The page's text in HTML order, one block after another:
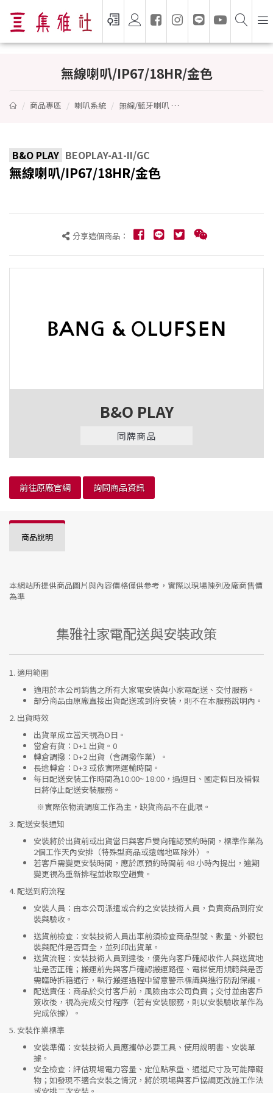
無線喇叭/IP67/18HR/金色 - B&O PLAY
無線喇叭/IP67/18HR/金色
商品專區 喇叭系統 無線/藍牙喇叭
B&O PLAY BEOPLAY-A1-II/GC
無線喇叭/IP67/18HR/金色
分享這個商品：
B&O PLAY
同牌商品
前往原廠官網 詢問商品資訊
商品說明
本網站所提供商品圖片與內容價格僅供參考，實際以現場陳列及廠商售價
為準
集雅社家電配送與安裝政策
1. 適用範圍
適用於本公司銷售之所有大家電安裝與小家電配送、交付服務。
部分商品由原廠直接出貨配送或到府安裝，則不在本服務說明內。
2. 出貨時效
出貨單成立當天視為D日。
當倉有貨： D+1 出貨。0
轉倉調撥： D+2 出貨（含調撥作業）。
長途轉倉： D+3 或依實際運輸時間。
每日配送安裝工作時間為10:00~ 18:00，遇週日、國定假日及補假
日將停止配送安裝服務。
※實際依物流調度工作為主，缺貨商品不在此限。
3. 配送安裝通知
安裝將於出貨前或出貨當日與客戶雙向確認預約時間，標準作業為
2個工作天內安排（特殊型商品或遠端地區除外）。
若客戶需變更安裝時間，應於原預約時間前 48 小時內提出，逾期
變更視為重新排程並收取空趟費。
4. 配送到府流程
安裝人員 ：由本公司派遣或合約之安裝技術人員，負責商品到府安
裝與驗收。
送貨前檢查 ：安裝技術人員出車前須檢查商品型號、數量、外觀包
裝與配件是否齊全，並列印出貨單。
送貨流程 ：安裝技術人員到達後，優先向客戶確認收件人與送貨地
址是否正確；搬運前先與客戶確認搬運路徑、電梯使用規範與是否
需臨時拆箱通行，執行搬運過程中留意警示標識與進行防刮保護。
配送責任 ：商品於交付客戶前，風險由本公司負責；交付並由客戶
簽收後，視為完成交付程序（若有安裝服務，則以安裝驗收單作為
完成依據）。
5. 安裝作業標準
安裝準備 ：安裝技術人員應攜帶必要工具、使用說明書、安裝單
據。
安全檢查 ：評估現場電力容量、定位點承重、通道尺寸及可能障礙
物；如發現不適合安裝之情況，將於現場與客戶協調更改施工作法